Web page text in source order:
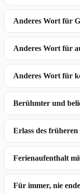
Anderes Wort für
Anderes Wort für
Anderes Wort für
Berühmter und
Erlass des
Ferienaufenthalt
Für immer, nie